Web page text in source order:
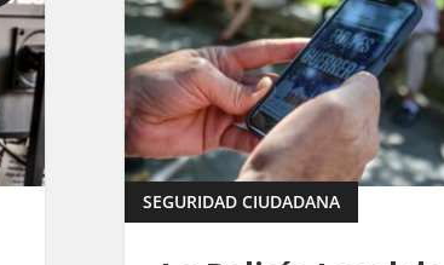
SEGURIDAD CIUDADANA